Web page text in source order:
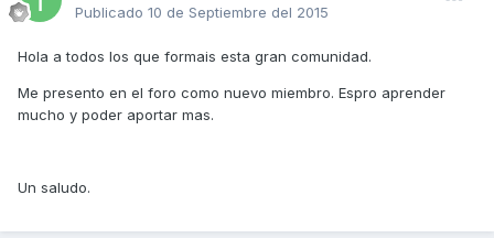
Publicado 10 de Septiembre del 2015
Hola a todos los que formais esta gran comunidad.
Me presento en el foro como nuevo miembro. Espro aprender
mucho y poder aportar mas.
Un saludo.